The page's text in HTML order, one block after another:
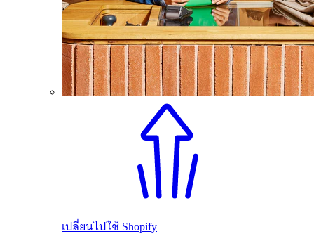
เปลี่ยนไปใช้ Shopify